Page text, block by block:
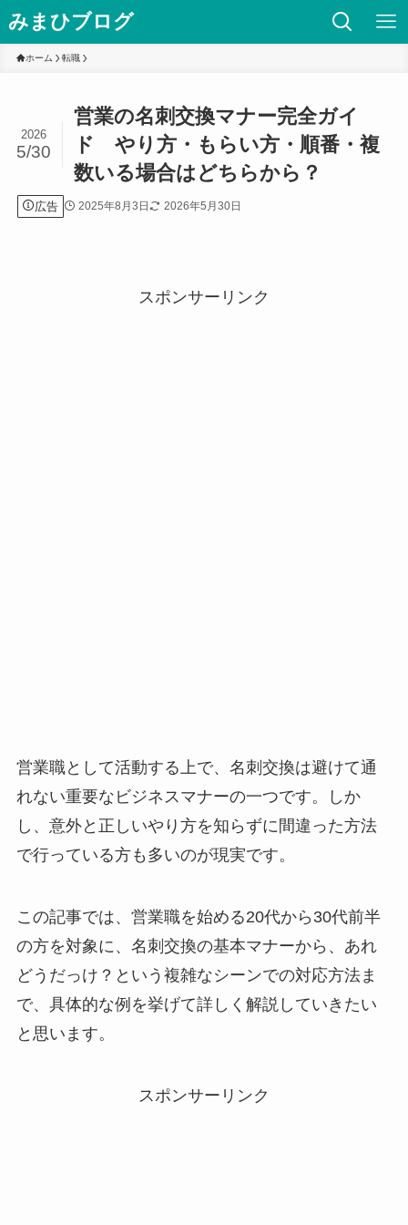
みまひブログ
ホーム 転職
営業の名刺交換マナー完全ガイ
ド やり方・もらい方・順番・複
数いる場合はどちらから？
2026
5/30
広告 2025年8月3日 2026年5月30日
スポンサーリンク
営業職として活動する上で、名刺交換は避けて通
れない重要なビジネスマナーの一つです。しか
し、意外と正しいやり方を知らずに間違った方法
で行っている方も多いのが現実です。
この記事では、営業職を始める20代から30代前半
の方を対象に、名刺交換の基本マナーから、あれ
どうだっけ？という複雑なシーンでの対応方法ま
で、具体的な例を挙げて詳しく解説していきたい
と思います。
スポンサーリンク